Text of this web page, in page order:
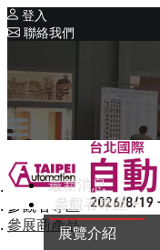
登入
聯絡我們
同期展覽
Intelligent Asia
系列展覽
Intelligent Asia Thailand
English
最新消息
參觀者專區
展覽介紹
首頁
參觀者專區
參展商產品